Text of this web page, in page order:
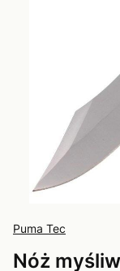
Puma Tec
Nóż